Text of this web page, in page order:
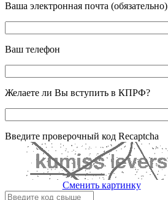
Ваша электронная почта (обязательно)
Ваш телефон
Желаете ли Вы вступить в КПРФ?
Введите проверочный код Recaptcha
Сменить картинку